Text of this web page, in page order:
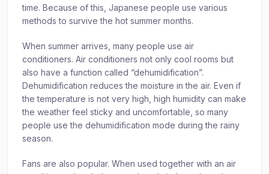
time. Because of this, Japanese people use various
methods to survive the hot summer months.
When summer arrives, many people use air
conditioners. Air conditioners not only cool rooms but
also have a function called “dehumidification”.
Dehumidification reduces the moisture in the air. Even if
the temperature is not very high, high humidity can make
the weather feel sticky and uncomfortable, so many
people use the dehumidification mode during the rainy
season.
Fans are also popular. When used together with an air